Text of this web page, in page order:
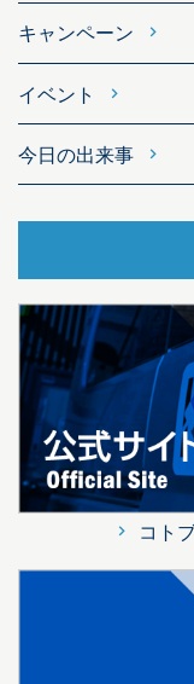
キャンペーン
イベント
今日の出来事
コト